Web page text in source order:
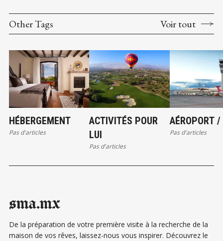
Other Tags Voir tout
HÉBERGEMENT
Pas d'articles
ACTIVITÉS POUR
LUI
Pas d'articles
AÉROPORT
Pas d'articles
sma.mx
De la préparation de votre première visite à la recherche de la
maison de vos rêves, laissez-nous vous inspirer. Découvrez le